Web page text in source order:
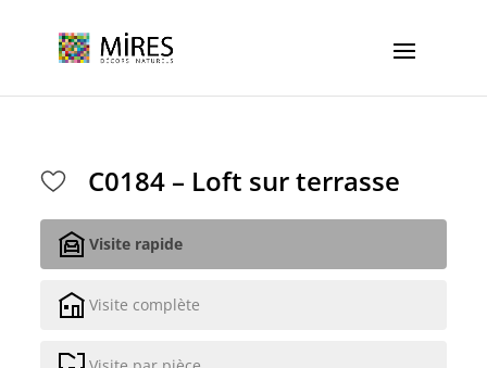
C0184 – Loft sur terrasse
Visite rapide
Visite complète